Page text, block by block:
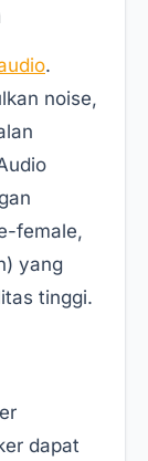
.
noise,
female,
yang
tinggi.
dapat